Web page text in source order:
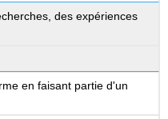
des expériences
en faisant partie d'un